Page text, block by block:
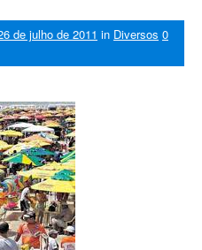
de julho de 2011 in Diversos 0